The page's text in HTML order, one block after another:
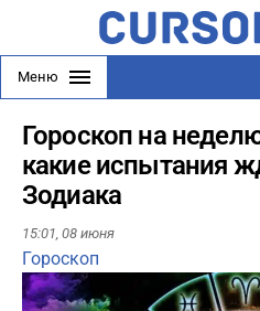
Меню
Гороскоп на
какие испытания
Зодиака
15:01, 08 июня
Гороскоп